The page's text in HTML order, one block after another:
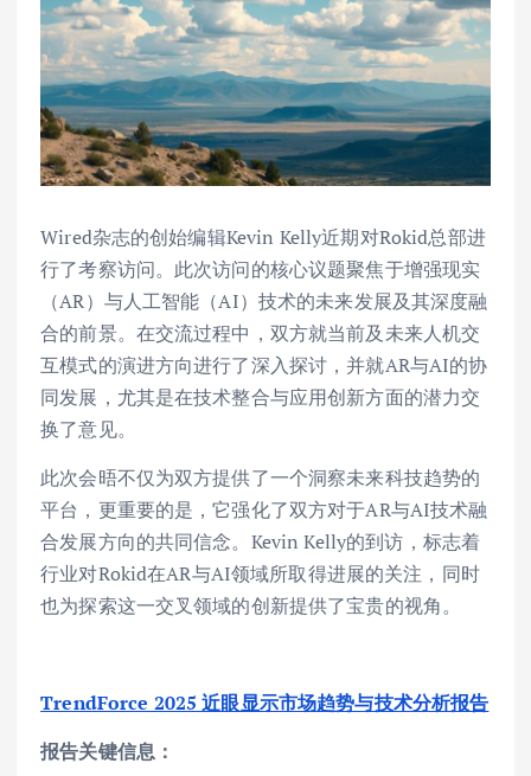
Wired杂志的创始编辑Kevin Kelly近期对Rokid总部进
行了考察访问。此次访问的核心议题聚焦于增强现实
（AR）与人工智能（AI）技术的未来发展及其深度融
合的前景。在交流过程中，双方就当前及未来人机交
互模式的演进方向进行了深入探讨，并就AR与AI的协
同发展，尤其是在技术整合与应用创新方面的潜力交
换了意见。
此次会晤不仅为双方提供了一个洞察未来科技趋势的
平台，更重要的是，它强化了双方对于AR与AI技术融
合发展方向的共同信念。Kevin Kelly的到访，标志着
行业对Rokid在AR与AI领域所取得进展的关注，同时
也为探索这一交叉领域的创新提供了宝贵的视角。
TrendForce 2025 近眼显示市场趋势与技术分析报告
报告关键信息：